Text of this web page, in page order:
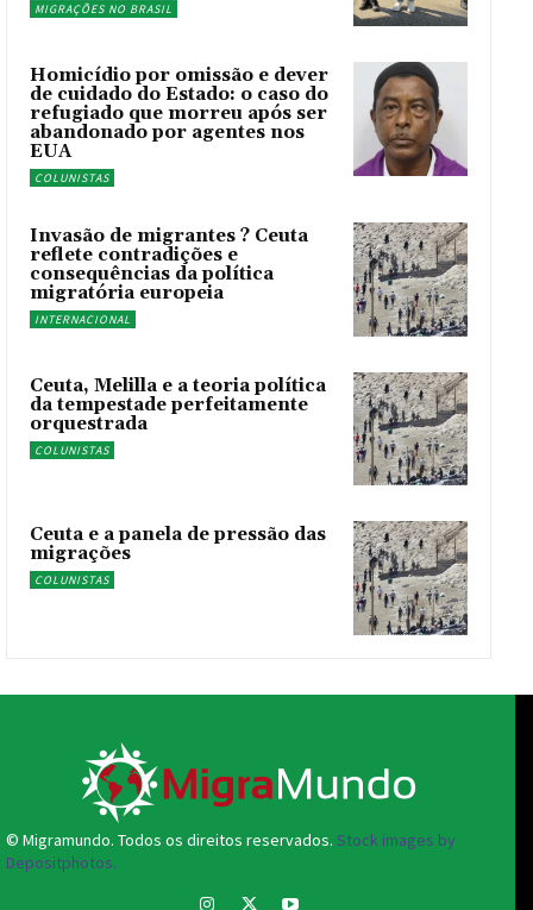
MIGRAÇÕES NO BRASIL
Homicídio por omissão e dever
de cuidado do Estado: o caso do
refugiado que morreu após ser
abandonado por agentes nos
EUA
COLUNISTAS
Invasão de migrantes ? Ceuta
reflete contradições e
consequências da política
migratória europeia
INTERNACIONAL
Ceuta, Melilla e a teoria política
da tempestade perfeitamente
orquestrada
COLUNISTAS
Ceuta e a panela de pressão das
migrações
COLUNISTAS
© Migramundo. Todos os direitos reservados. Stock images by
Depositphotos.